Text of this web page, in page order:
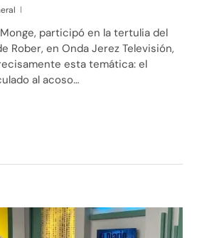
Monge, participó en la tertulia del
Rober, en Onda Jerez Televisión,
esta temática: el
al acoso…